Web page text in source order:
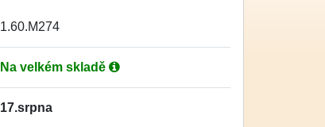
1.60.M274
Na velkém skladě
17.srpna